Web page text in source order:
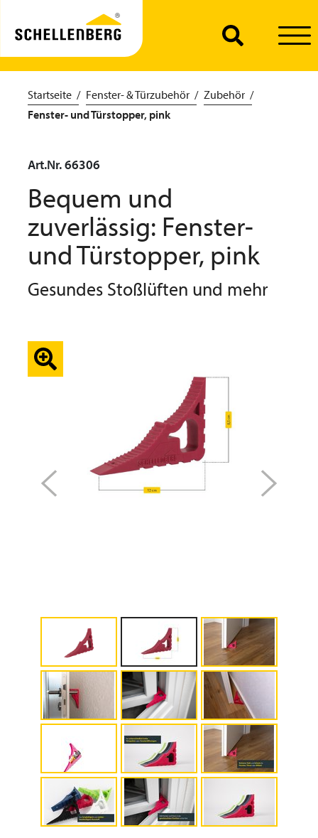
Startseite Fenster- & Türzubehör
Zubehör
Fenster- und Türstopper, pink
Art.Nr. 66306
Bequem und
zuverlässig: Fenster-
und Türstopper, pink
Gesundes Stoßlüften und mehr